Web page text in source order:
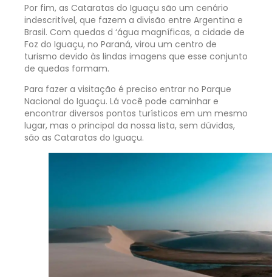
Por fim, as Cataratas do Iguaçu são um cenário
indescritível, que fazem a divisão entre Argentina e
Brasil. Com quedas d ‘água magníficas, a cidade de
Foz do Iguaçu, no Paraná, virou um centro de
turismo devido às lindas imagens que esse conjunto
de quedas formam.
Para fazer a visitação é preciso entrar no Parque
Nacional do Iguaçu. Lá você pode caminhar e
encontrar diversos pontos turísticos em um mesmo
lugar, mas o principal da nossa lista, sem dúvidas,
são as Cataratas do Iguaçu.